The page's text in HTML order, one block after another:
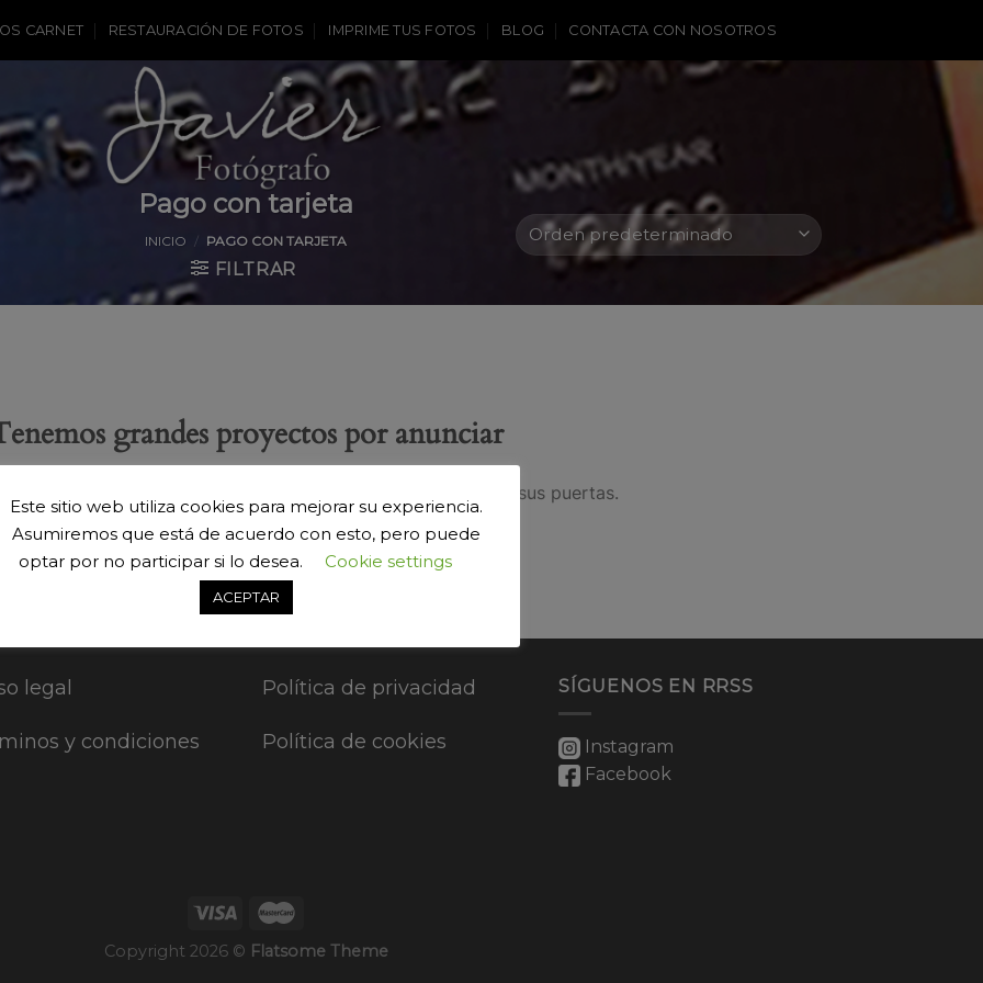
CARNET RESTAURACIÓN DE FOTOS IMPRIME TUS FOTOS BLOG CONTACTA CON NOSOTROS
Pago con tarjeta
INICIO / PAGO CON TARJETA
FILTRAR
grandes proyectos por anunciar
algo grande. Nuestra tienda está en obras y pronto abrirá sus puertas.
legal
y condiciones
Política de privacidad
Política de cookies
SÍGUENOS EN RRSS
Instagram
Facebook
Copyright 2026 © Flatsome Theme
Este sitio web utiliza cookies para mejorar su experiencia.
Asumiremos que está de acuerdo con esto, pero puede
optar por no participar si lo desea.
Cookie settings
ACEPTAR